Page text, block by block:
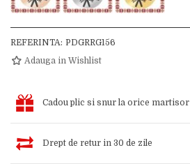
REFERINTA: PDGRRG156
Adauga in Wishlist
Cadou plic si snur la orice martisor
Drept de retur in 30 de zile